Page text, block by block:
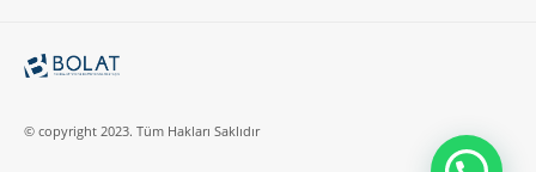
© copyright 2023. Tüm Hakları Saklıdır